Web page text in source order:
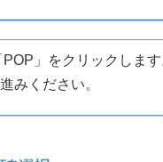
」をクリックしま
みください。